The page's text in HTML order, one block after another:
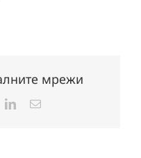
мрежи
LinkedInЕлектронна